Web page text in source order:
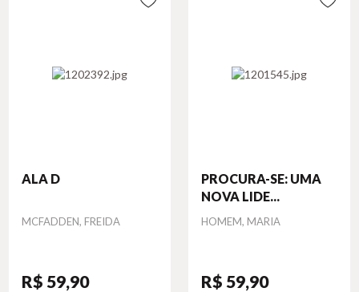
ALA D
Autor
MCFADDEN, FREIDA
R$ 59,90
PROCURA-SE: UMA
NOVA LIDE...
Autor
HOMEM, MARIA
R$ 59,90